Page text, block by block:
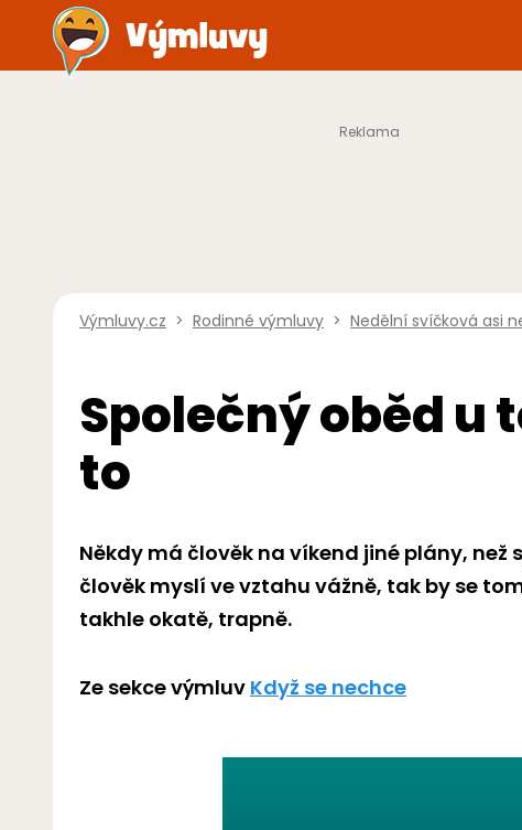
Výmluvy.cz > Rodinné výmluvy > Nedělní svíčková asi
Společný oběd u
to
Někdy má člověk na víkend jiné plány,
člověk myslí ve vztahu vážně, tak by se
takhle okatě, trapně.
Ze sekce výmluv Když se nechce